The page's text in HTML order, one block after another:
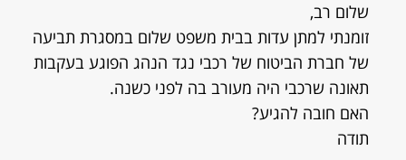
שלום רב,
זומנתי למתן עדות בבית משפט שלום במסגרת תביעה
של חברת הביטוח של רכבי נגד הנהג הפוגע בעקבות
תאונה שרכבי היה מעורב בה לפני כשנה.
האם חובה להגיע?
תודה